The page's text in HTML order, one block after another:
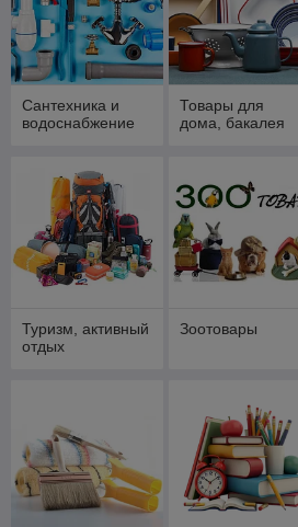
Сантехника и
водоснабжение
Товары для
дома, бакалея
Туризм, активный
отдых
Зоотовары